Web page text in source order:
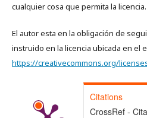
cualquier cosa que permita la licencia.
El autor esta en la obligación de
instruido en la licencia ubicada en el
https://creativecommons.org/
Citations
CrossRef -